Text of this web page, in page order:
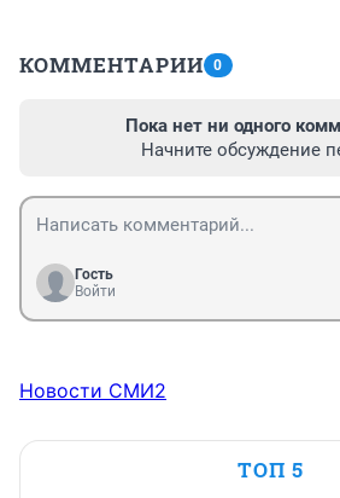
КОММЕНТАРИИ 0
Пока нет ни одного
Начните обсуждение
Гость
Войти
Новости СМИ2
ТОП 5